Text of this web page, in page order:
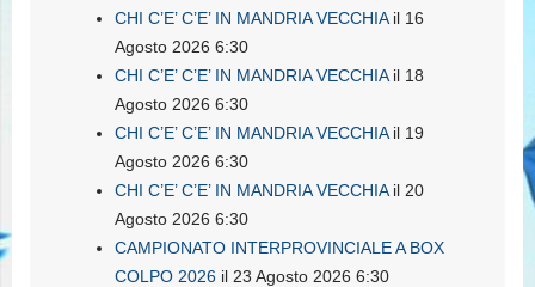
CHI C’E’ C’E’ IN MANDRIA VECCHIAil 16
Agosto 2026 6:30
CHI C’E’ C’E’ IN MANDRIA VECCHIAil 18
Agosto 2026 6:30
CHI C’E’ C’E’ IN MANDRIA VECCHIAil 19
Agosto 2026 6:30
CHI C’E’ C’E’ IN MANDRIA VECCHIAil 20
Agosto 2026 6:30
CAMPIONATO INTERPROVINCIALE A BOX
COLPO 2026 il 23 Agosto 2026 6:30